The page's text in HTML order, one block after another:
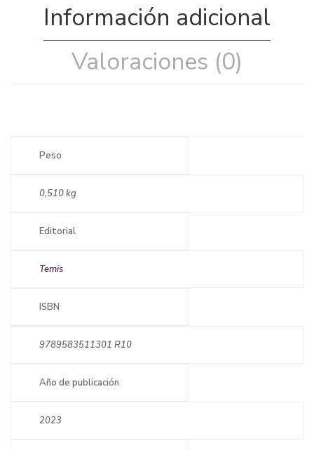
Información adicional
Valoraciones (0)
Peso
0,510 kg
Editorial
Temis
ISBN
9789583511301 R10
Año de publicación
2023